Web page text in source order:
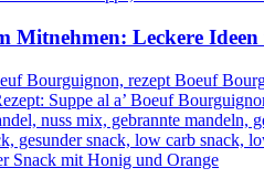
Mitnehmen: Leckere
Suppe al a’ Boeuf
Snack mit Honig und Orange